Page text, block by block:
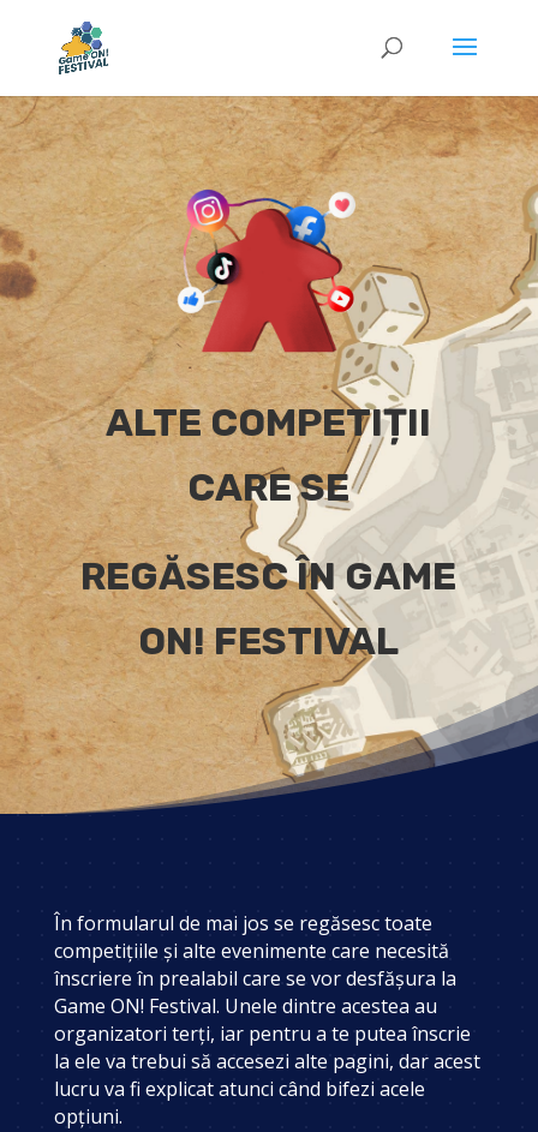
ALTE COMPETIȚII
CARE SE
REGĂSESC ÎN GAME
ON! FESTIVAL
În formularul de mai jos se regăsesc toate
competițiile și alte evenimente care necesită
înscriere în prealabil care se vor desfășura la
Game ON! Festival. Unele dintre acestea au
organizatori terți, iar pentru a te putea înscrie
la ele va trebui să accesezi alte pagini, dar acest
lucru va fi explicat atunci când bifezi acele
opțiuni.